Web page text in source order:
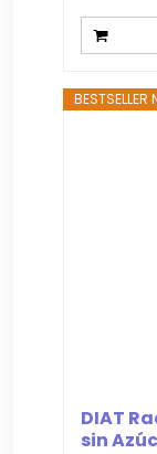
BESTSELLER
DIAT
sin